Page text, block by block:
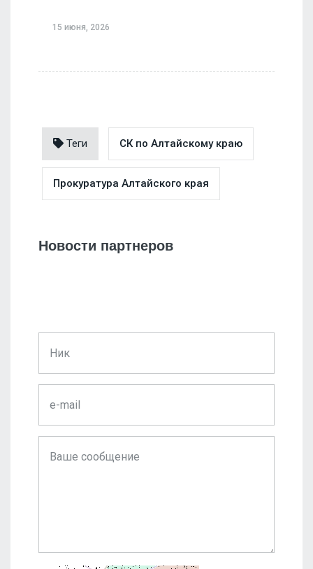
15 июня, 2026
Теги СК по Алтайскому краю
Прокуратура Алтайского края
Новости партнеров